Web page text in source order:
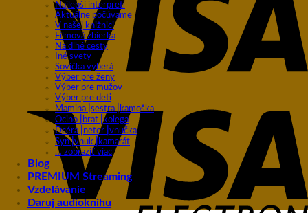
Najlepší interpreti
Aktuálne počúvame
V našej knižnici
Filmová zbierka
Na dlhé cesty
Iné svety
Sovička vyberá
Výber pre ženy
Výber pre mužov
Výber pre deti
Mamina⎥sestra⎥kamoška
Ocino⎥brat⎥kolega
Dcéra⎥neter⎥vnučka
Syn⎥vnuk⎥kamarát
… zobraziť viac
Blog
PREMIUM Streaming
Vzdelávanie
Daruj audioknihu